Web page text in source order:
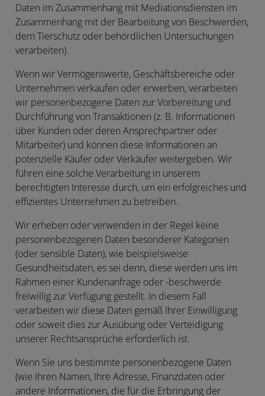
Daten im Zusammenhang mit Mediationsdiensten im
Zusammenhang mit der Bearbeitung von Beschwerden,
dem Tierschutz oder behördlichen Untersuchungen
verarbeiten).
Wenn wir Vermögenswerte, Geschäftsbereiche oder
Unternehmen verkaufen oder erwerben, verarbeiten
wir personenbezogene Daten zur Vorbereitung und
Durchführung von Transaktionen (z. B. Informationen
über Kunden oder deren Ansprechpartner oder
Mitarbeiter) und können diese Informationen an
potenzielle Käufer oder Verkäufer weitergeben. Wir
führen eine solche Verarbeitung in unserem
berechtigten Interesse durch, um ein erfolgreiches und
effizientes Unternehmen zu betreiben.
Wir erheben oder verwenden in der Regel keine
personenbezogenen Daten besonderer Kategorien
(oder sensible Daten), wie beispielsweise
Gesundheitsdaten, es sei denn, diese werden uns im
Rahmen einer Kundenanfrage oder -beschwerde
freiwillig zur Verfügung gestellt. In diesem Fall
verarbeiten wir diese Daten gemäß Ihrer Einwilligung
oder soweit dies zur Ausübung oder Verteidigung
unserer Rechtsansprüche erforderlich ist.
Wenn Sie uns bestimmte personenbezogene Daten
(wie Ihren Namen, Ihre Adresse, Finanzdaten oder
andere Informationen, die für die Erbringung der